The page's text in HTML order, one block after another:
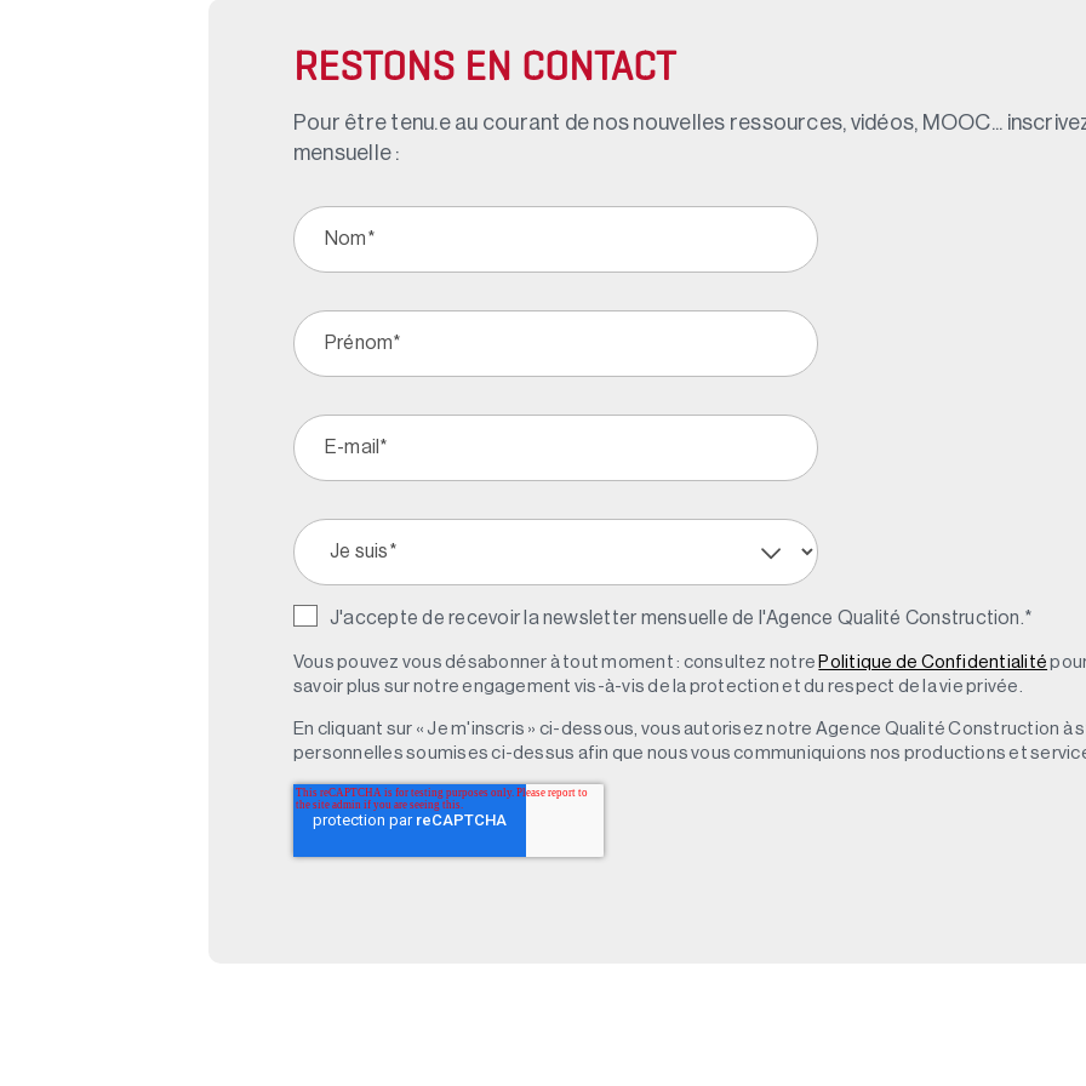
RESTONS EN CONTACT
Pour être tenu.e au courant de nos nouvelles ressources, vidéos, MOOC...
mensuelle :
J'accepte de recevoir la newsletter mensuelle de l'Agence Qualité Construction. *
Vous pouvez vous désabonner à tout moment : consultez notre Politique de Confidentialité
savoir plus sur notre engagement vis-à-vis de la protection et du respect de la vie privée.
En cliquant sur « Je m'inscris » ci-dessous, vous autorisez notre Agence Qualité Construction
personnelles soumises ci-dessus afin que nous vous communiquions nos productions et